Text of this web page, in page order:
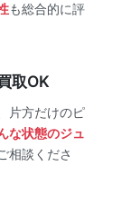
も総合的に評
取OK
片方だけのピ
な状態のジュ
相談くださ